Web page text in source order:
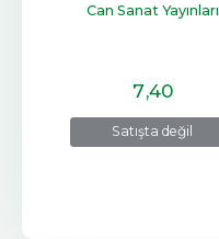
Satışta değil
Can Sanat Yayınları
7,40